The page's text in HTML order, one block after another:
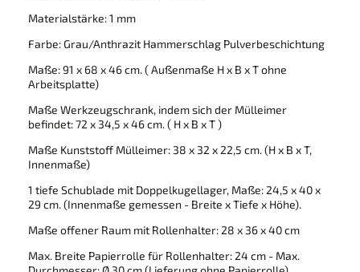
Materialstärke: 1 mm
Farbe: Grau/Anthrazit Hammerschlag Pulverbeschichtung
Maße: 91 x 68 x 46 cm. ( Außenmaße H x B x T ohne
Arbeitsplatte)
Maße Werkzeugschrank, indem sich der Mülleimer
befindet: 72 x 34,5 x 46 cm. ( H x B x T )
Maße Kunststoff Mülleimer: 38 x 32 x 22,5 cm. (H x B x T,
Innenmaße)
1 tiefe Schublade mit Doppelkugellager, Maße: 24,5 x 40 x
29 cm. (Innenmaße gemessen - Breite x Tiefe x Höhe).
Maße offener Raum mit Rollenhalter: 28 x 36 x 40 cm
Max. Breite Papierrolle für Rollenhalter: 24 cm - Max.